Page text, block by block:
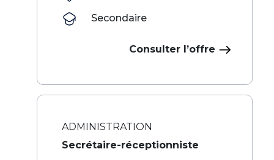
Secondaire
Consulter l’offre
ADMINISTRATION
Secrétaire-réceptionniste